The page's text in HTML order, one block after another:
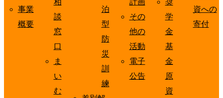
事業
概要
相
談
窓
口
ま
い
む
泊
型
防
災
訓
練
計画
その
他の
活動
電子
公告
奨
学
金
基
金
原
資
資への
寄付